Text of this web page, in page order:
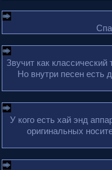
Звучит как
Но внутри песен есть
У кого есть хай энд
оригинальных